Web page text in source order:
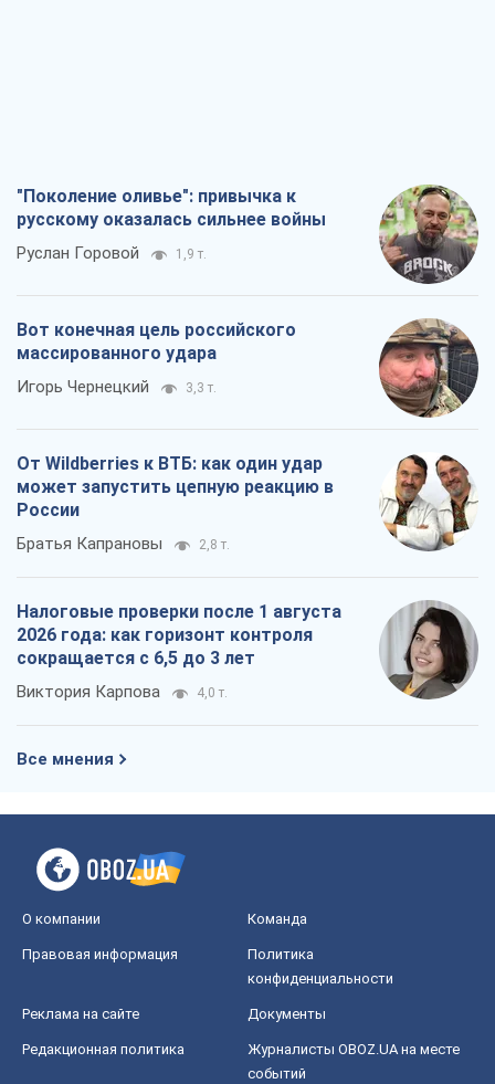
"Поколение оливье": привычка к
русскому оказалась сильнее войны
Руслан Горовой 1,9 т.
Вот конечная цель российского
массированного удара
Игорь Чернецкий 3,3 т.
От Wildberries к ВТБ: как один удар
может запустить цепную реакцию в
России
Братья Капрановы 2,8 т.
Налоговые проверки после 1 августа
2026 года: как горизонт контроля
сокращается с 6,5 до 3 лет
Виктория Карпова 4,0 т.
Все мнения
О компании Команда
Правовая информация
Политика
конфиденциальности
Реклама на сайте Документы
Редакционная политика
Журналисты OBOZ.UA на месте
событий